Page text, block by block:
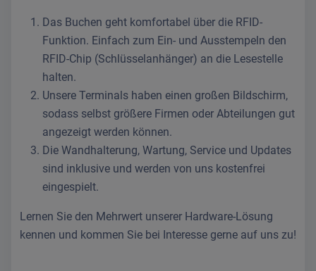
Das Buchen geht komfortabel über die RFID-
Funktion. Einfach zum Ein- und Ausstempeln den
RFID-Chip (Schlüsselanhänger) an die Lesestelle
halten.
Unsere Terminals haben einen großen Bildschirm,
sodass selbst größere Firmen oder Abteilungen gut
angezeigt werden können.
Die Wandhalterung, Wartung, Service und Updates
sind inklusive und werden von uns kostenfrei
eingespielt.
Lernen Sie den Mehrwert unserer Hardware-Lösung
kennen und kommen Sie bei Interesse gerne auf uns zu!